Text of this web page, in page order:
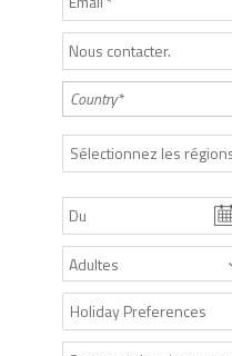
Sélectionnez les
Holiday Preferences